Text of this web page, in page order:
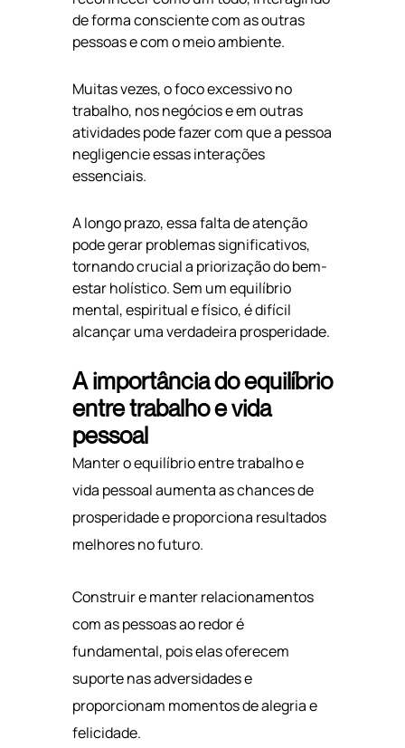
de forma consciente com as outras
pessoas e com o meio ambiente.
Muitas vezes, o foco excessivo no
trabalho, nos negócios e em outras
atividades pode fazer com que a pessoa
negligencie essas interações
essenciais.
A longo prazo, essa falta de atenção
pode gerar problemas significativos,
tornando crucial a priorização do bem-
estar holístico. Sem um equilíbrio
mental, espiritual e físico, é difícil
alcançar uma verdadeira prosperidade.
A importância do equilíbrio
entre trabalho e vida
pessoal
Manter o equilíbrio entre trabalho e
vida pessoal aumenta as chances de
prosperidade e proporciona resultados
melhores no futuro.
Construir e manter relacionamentos
com as pessoas ao redor é
fundamental, pois elas oferecem
suporte nas adversidades e
proporcionam momentos de alegria e
felicidade.